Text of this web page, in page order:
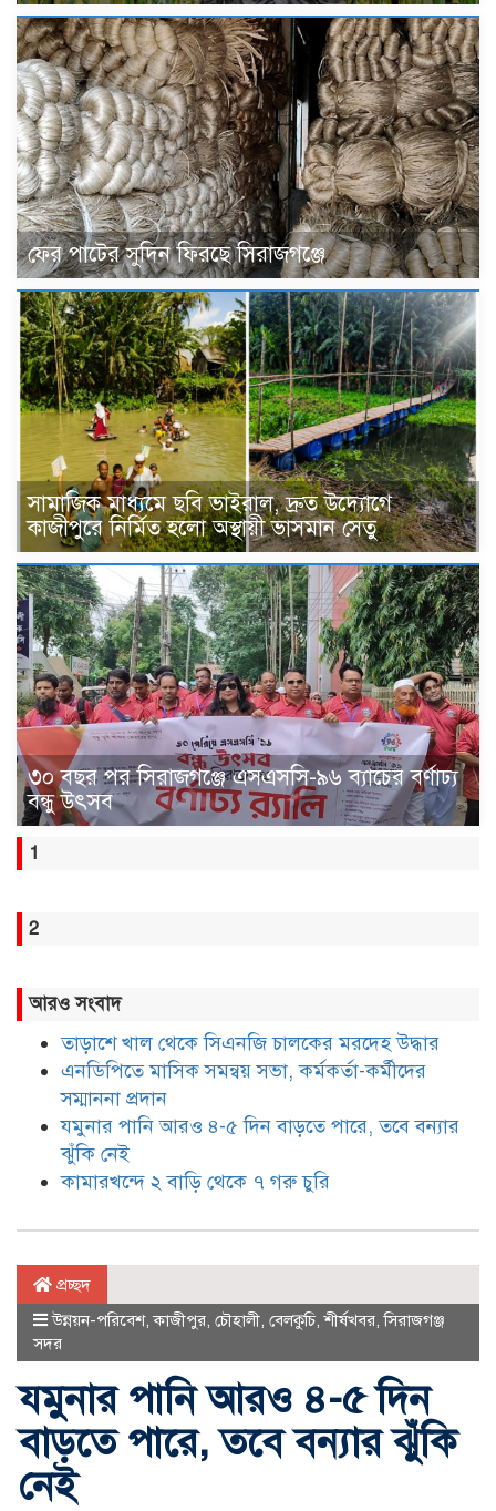
ফের পাটের সুদিন ফিরছে সিরাজগঞ্জে
সামাজিক মাধ্যমে ছবি ভাইরাল, দ্রুত উদ্যোগে
কাজীপুরে নির্মিত হলো অস্থায়ী ভাসমান সেতু
৩০ বছর পর সিরাজগঞ্জে এসএসসি-৯৬ ব্যাচের বর্ণাঢ্য
বন্ধু উৎসব
1
2
আরও সংবাদ
তাড়াশে খাল থেকে সিএনজি চালকের মরদেহ উদ্ধার
এনডিপিতে মাসিক সমন্বয় সভা, কর্মকর্তা-কর্মীদের
সম্মাননা প্রদান
যমুনার পানি আরও ৪-৫ দিন বাড়তে পারে, তবে বন্যার
ঝুঁকি নেই
কামারখন্দে ২ বাড়ি থেকে ৭ গরু চুরি
প্রচ্ছদ
উন্নয়ন-পরিবেশ,কাজীপুর, চৌহালী, বেলকুচি,শীর্ষখবর,সিরাজগঞ্জ
সদর
যমুনার পানি আরও ৪-৫ দিন
বাড়তে পারে, তবে বন্যার ঝুঁকি
নেই